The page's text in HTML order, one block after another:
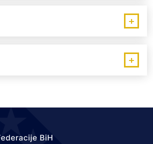
+
+